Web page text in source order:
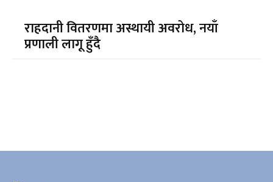
राहदानी वितरणमा अस्थायी अवरोध, नयाँ
प्रणाली लागू हुँदै